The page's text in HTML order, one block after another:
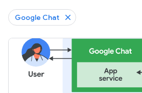
Google Chat